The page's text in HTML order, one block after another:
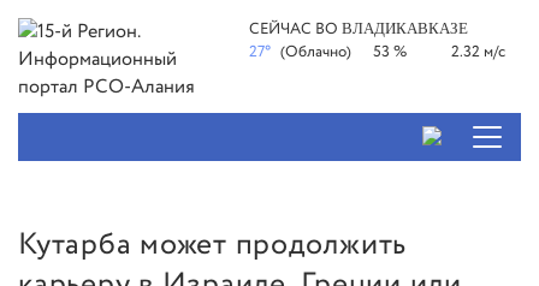
СЕЙЧАС ВОВЛАДИКАВКАЗЕ
27° (Облачно) 53 % 2.32 м/с
Кутарба может продолжить